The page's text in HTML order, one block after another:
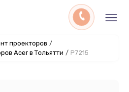
проекторов /
Acer в Тольятти / P7215